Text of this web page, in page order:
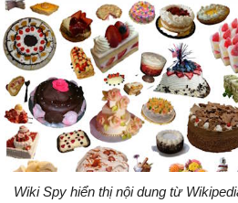
Wiki Spy hiển thị nội dung từ